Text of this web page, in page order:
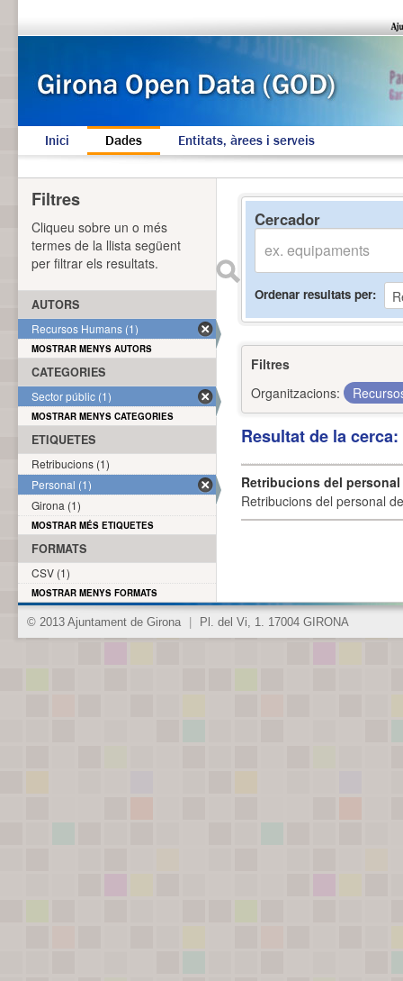
Inici Dades Entitats, àrees i serveis
Cercador
Ordenar resultats per
Filtres
Organitzacions:
Resultat de la
Retribucions del
Retribucions del personal
Filtres
Cliqueu sobre un o més
termes de la llista següent
per filtrar els resultats.
AUTORS
Recursos Humans (1)
MOSTRAR MENYS AUTORS
CATEGORIES
Sector públic (1)
MOSTRAR MENYS CATEGORIES
ETIQUETES
Retribucions (1)
Personal (1)
Girona (1)
MOSTRAR MÉS ETIQUETES
FORMATS
CSV (1)
MOSTRAR MENYS FORMATS
© 2013 Ajuntament de Girona Pl. del Vi, 1. 17004 GIRONA